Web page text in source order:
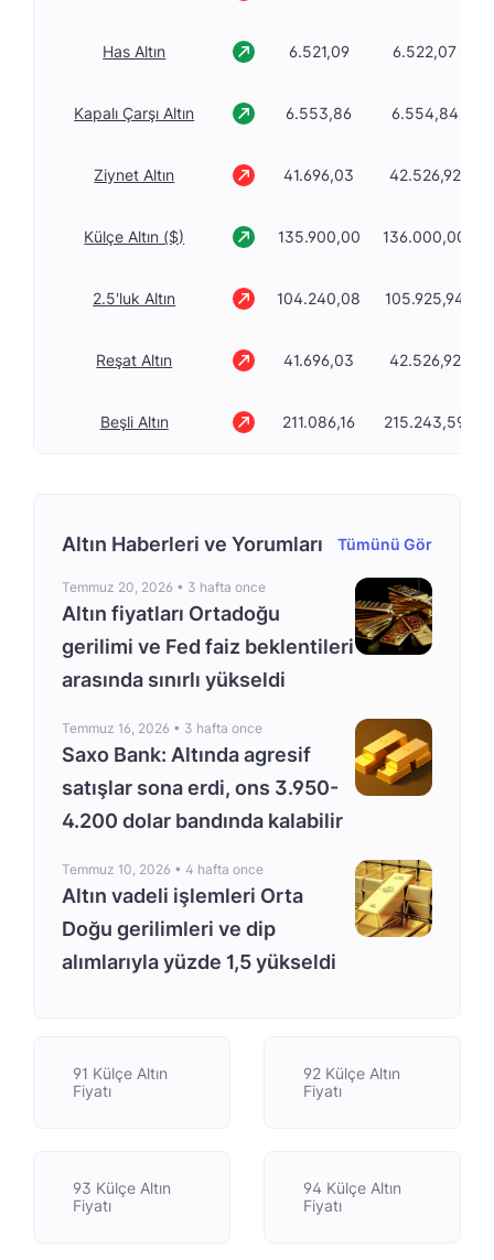
Has Altın 6.521,09 6.522,07
Kapalı Çarşı Altın 6.553,86 6.554,84
Ziynet Altın 41.696,03 42.526,92
Külçe Altın ($) 135.900,00 136.000,00
2.5'luk Altın 104.240,08 105.925,94
Reşat Altın 41.696,03 42.526,92
Beşli Altın 211.086,16 215.243,59
Altın Haberleri ve Yorumları Tümünü Gör
Temmuz 20, 2026 • 3 hafta once
Altın fiyatları Ortadoğu
gerilimi ve Fed faiz beklentileri
arasında sınırlı yükseldi
Temmuz 16, 2026 • 3 hafta once
Saxo Bank: Altında agresif
satışlar sona erdi, ons 3.950-
4.200 dolar bandında kalabilir
Temmuz 10, 2026 • 4 hafta once
Altın vadeli işlemleri Orta
Doğu gerilimleri ve dip
alımlarıyla yüzde 1,5 yükseldi
91 Külçe Altın
Fiyatı
92 Külçe Altın
Fiyatı
93 Külçe Altın
Fiyatı
94 Külçe Altın
Fiyatı